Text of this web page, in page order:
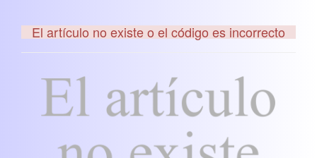
El artículo no existe o el código es incorrecto